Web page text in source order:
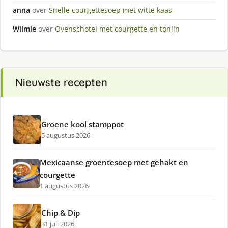
anna over Snelle courgettesoep met witte kaas
Wilmie over Ovenschotel met courgette en tonijn
Nieuwste recepten
Groene kool stamppot
5 augustus 2026
Mexicaanse groentesoep met gehakt en
courgette
1 augustus 2026
Chip & Dip
31 juli 2026